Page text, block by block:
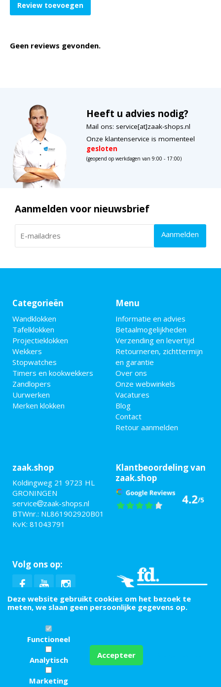
Review toevoegen
Geen reviews gevonden.
Heeft u advies nodig?
Mail ons: service[at]zaak-shops.nl
Onze klantenservice is momenteel
gesloten
(geopend op werkdagen van 9:00 - 17:00)
Aanmelden voor nieuwsbrief
Aanmelden
Klantbeoordeling van
zaak.shop
Categorieën
Wandklokken
Tafelklokken
Projectieklokken
Wekkers
Stopwatches
Timers en kookwekkers
Zandlopers
Uurwerken
Merken klokken
Menu
Informatie en advies
Betaalmogelijkheden
Verzending en levertijd
Retourneren, zichttermijn
en garantie
Over ons
Onze webwinkels
Vacatures
Blog
Contact
Retour aanmelden
Volg ons op:
zaak.shop
Koldingweg 21 9723 HL
GRONINGEN
service
zaak-shops.nl
BTWnr.: NL861902920B01
KvK: 81043791
Algemene voorwaarden|Privacy policy
Deze website gebruikt cookies om het bezoek te
meten, we slaan geen persoonlijke gegevens op.
Functioneel
Analytisch
Marketing
Accepteer